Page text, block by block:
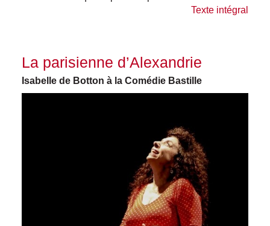
Texte intégral
La parisienne d’Alexandrie
Isabelle de Botton à la Comédie Bastille